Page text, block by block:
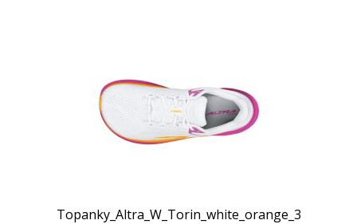
Topanky_Altra_W_Torin_white_orange_3